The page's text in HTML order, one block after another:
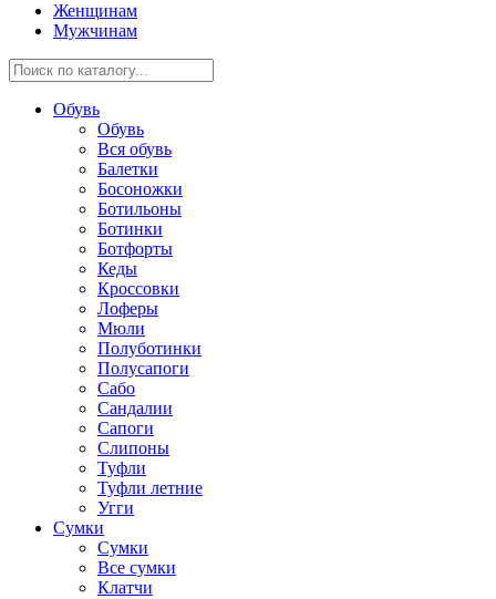
Женщинам
Мужчинам
Обувь
Обувь
Вся обувь
Балетки
Босоножки
Ботильоны
Ботинки
Ботфорты
Кеды
Кроссовки
Лоферы
Мюли
Полуботинки
Полусапоги
Сабо
Сандалии
Сапоги
Слипоны
Туфли
Туфли летние
Угги
Сумки
Сумки
Все сумки
Клатчи